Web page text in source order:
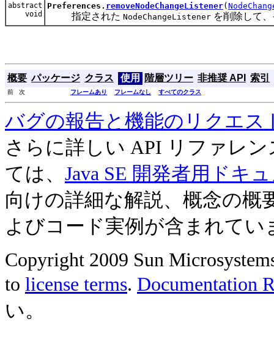
abstract
void
Preferences. removeNodeChangeListener(
指定された NodeChangeListener を削除して
概要 パッケージ クラス 使用 階層ツリー 非推奨 API 索引
前 次 フレームあり フレームなし すべてのクラス
バグの報告と機能のリクエス
さらに詳しい API リファレ
ては、 Java SE 開発者用ドキ
向けの詳細な解説、概念の概
よびコード実例が含まれてい
Copyright 2009 Sun
to license terms. Documentation
い。